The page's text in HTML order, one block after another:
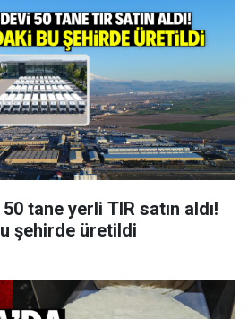
tane yerli TIR satın aldı!
şehirde üretildi